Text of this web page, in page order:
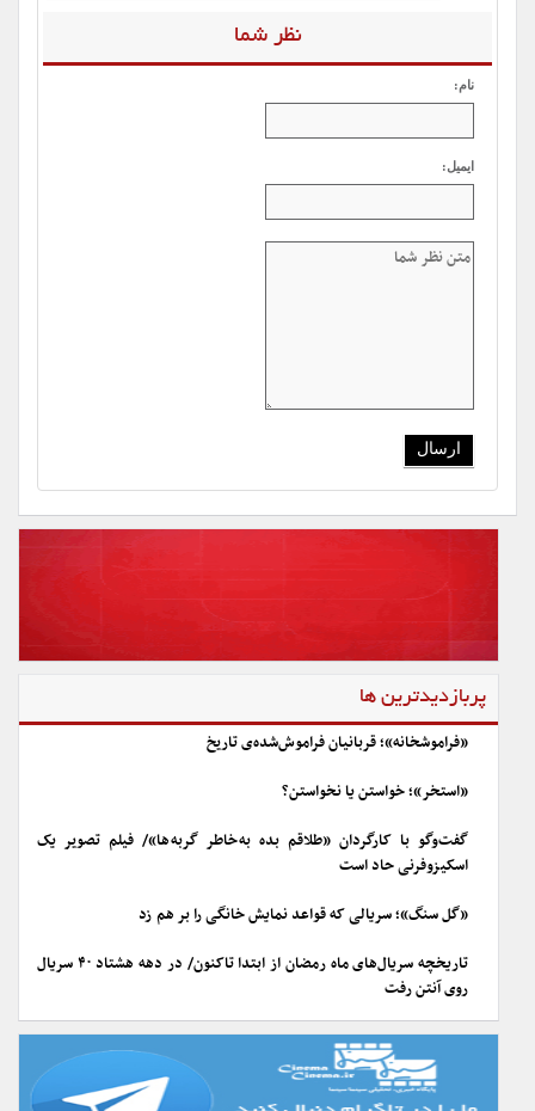
نظر شما
نام:
ایمیل:
پربازدیدترین ها
«فراموشخانه»؛ قربانیان فراموش‌شده‌ی تاریخ
«استخر»؛ خواستن یا نخواستن؟
گفت‌وگو با کارگردان «طلاقم بده به خاطر گربه ها»/ فیلم تصویر یک
اسکیزوفرنی حاد است
«گل سنگ»؛ سریالی که قواعد نمایش خانگی را بر هم زد
تاریخچه سریال‌های ماه رمضان از ابتدا تاکنون/ در دهه هشتاد ۴۰ سریال
روی آنتن رفت